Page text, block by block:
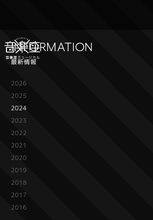
INFORMATION
最新情報
2026
2025
2024
2023
2022
2021
2020
2019
2018
2017
2016